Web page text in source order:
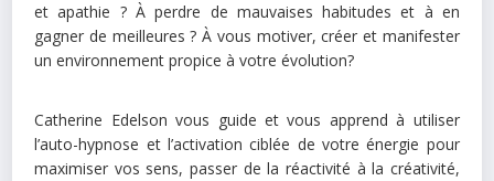
et apathie ? À perdre de mauvaises habitudes et à en
gagner de meilleures ? À vous motiver, créer et manifester
un environnement propice à votre évolution?
Catherine Edelson vous guide et vous apprend à utiliser
l’auto-hypnose et l’activation ciblée de votre énergie pour
maximiser vos sens, passer de la réactivité à la créativité,